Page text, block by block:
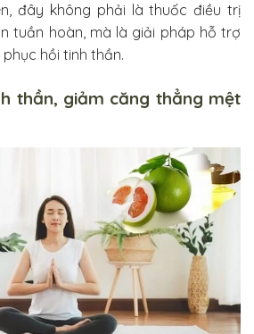
đây không phải là thuốc điều trị
tuần hoàn, mà là giải pháp hỗ trợ
hồi tinh thần.
thần, giảm căng thẳng mệt